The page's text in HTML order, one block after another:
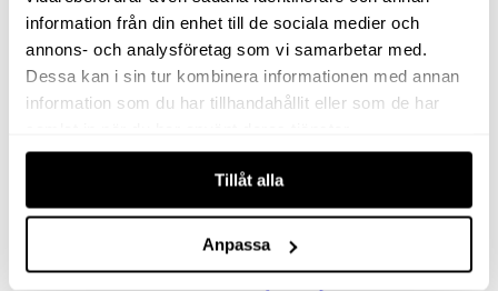
information från din enhet till de sociala medier och
annons- och analysföretag som vi samarbetar med.
Dessa kan i sin tur kombinera informationen med annan
information som du har tillhandahållit eller som de har
Tillåt alla
Anpassa
Golv- & Kombinationsmunstycke
Munstycke
Motor
Reservdelar dammsugare
Rör & handtag
Uppsamlingspåsar
Alla produkter